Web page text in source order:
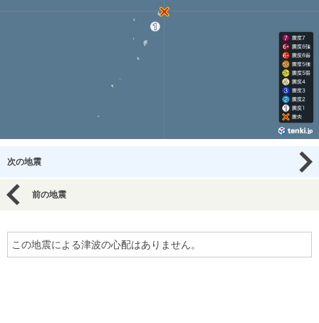
次の地震
前の地震
この地震による津波の心配はありません。